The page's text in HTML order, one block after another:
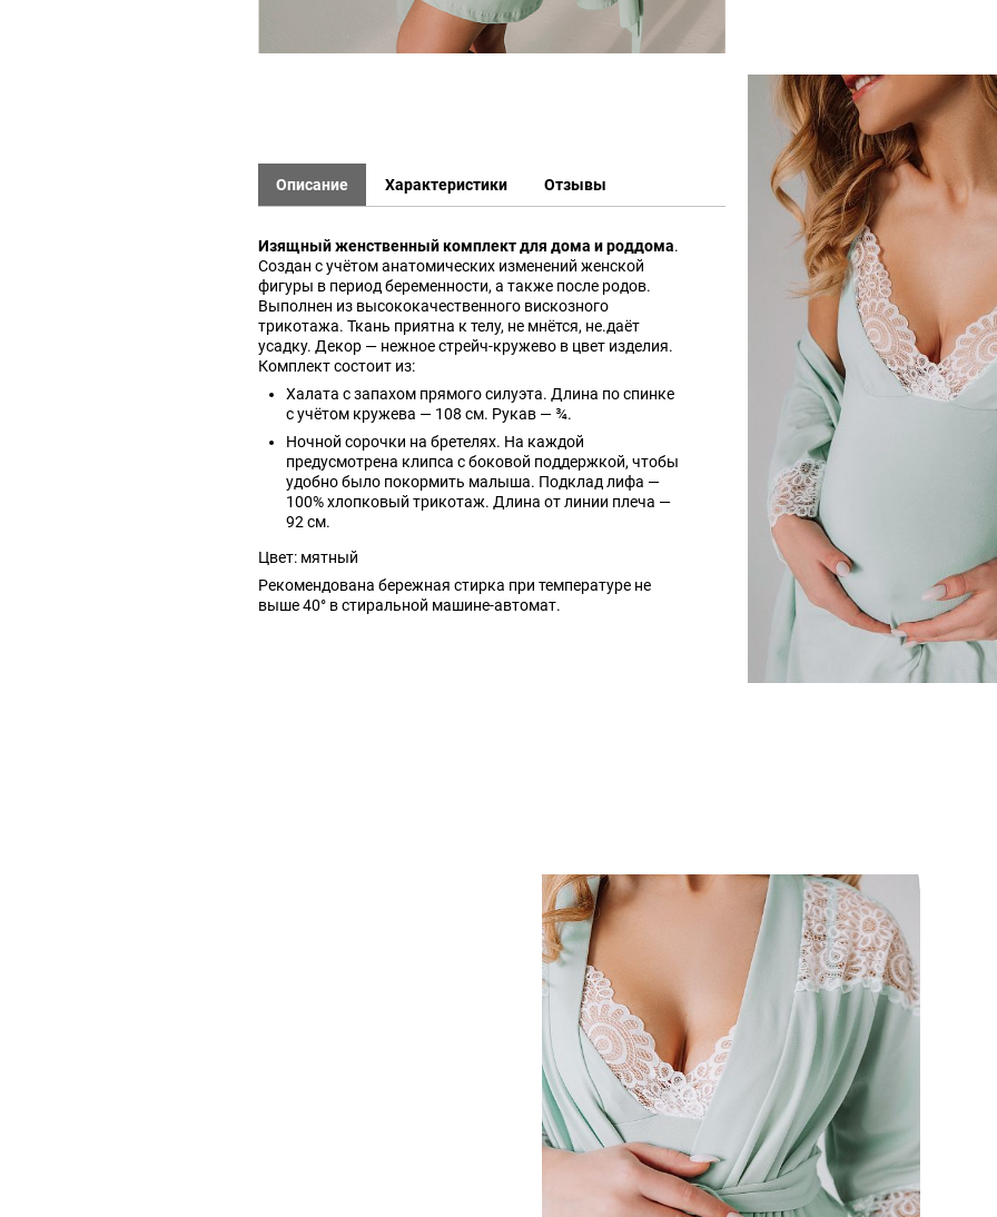
Описание Характеристики Отзывы
Изящный женственный комплект для дома и роддома.
Создан с учётом анатомических изменений женской
фигуры в период беременности, а также после родов.
Выполнен из высококачественного вискозного
трикотажа. Ткань приятна к телу, не мнётся, не.даёт
усадку. Декор — нежное стрейч-кружево в цвет изделия.
Комплект состоит из:
Халата с запахом прямого силуэта. Длина по спинке
с учётом кружева — 108 см. Рукав — ¾.
Ночной сорочки на бретелях. На каждой
предусмотрена клипса с боковой поддержкой, чтобы
удобно было покормить малыша. Подклад лифа —
100% хлопковый трикотаж. Длина от линии плеча —
92 см.
Цвет: мятный
Рекомендована бережная стирка при температуре не
выше 40° в стиральной машине-автомат.